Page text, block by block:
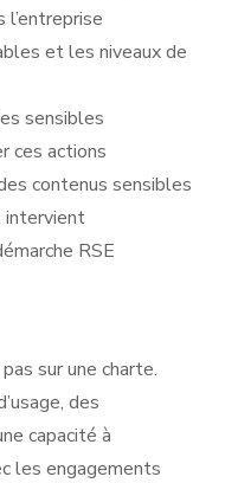
et les niveaux de
sensibles
ces actions
contenus sensibles
intervient
RSE
sur une charte.
des
capacité à
les engagements